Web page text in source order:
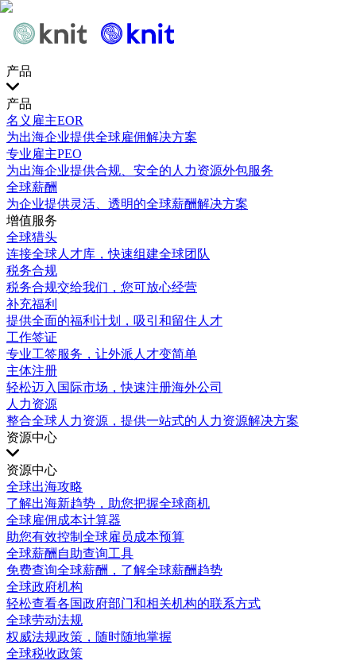
产品
产品
名义雇主EOR
为出海企业提供全球雇佣解决方案
专业雇主PEO
为出海企业提供合规、安全的人力资源外包服务
全球薪酬
为企业提供灵活、透明的全球薪酬解决方案
增值服务
全球猎头
连接全球人才库，快速组建全球团队
税务合规
税务合规交给我们，您可放心经营
补充福利
提供全面的福利计划，吸引和留住人才
工作签证
专业工签服务，让外派人才变简单
主体注册
轻松迈入国际市场，快速注册海外公司
人力资源
整合全球人力资源，提供一站式的人力资源解决方案
资源中心
资源中心
全球出海攻略
了解出海新趋势，助您把握全球商机
全球雇佣成本计算器
助您有效控制全球雇员成本预算
全球薪酬自助查询工具
免费查询全球薪酬，了解全球薪酬趋势
全球政府机构
轻松查看各国政府部门和相关机构的联系方式
全球劳动法规
权威法规政策，随时随地掌握
全球税收政策